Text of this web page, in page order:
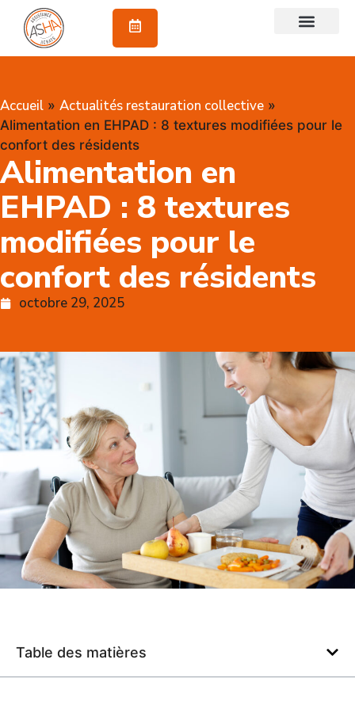
Accueil » Actualités restauration collective »
Alimentation en EHPAD : 8 textures modifiées pour le
confort des résidents
Alimentation en
EHPAD : 8 textures
modifiées pour le
confort des résidents
octobre 29, 2025
Table des matières